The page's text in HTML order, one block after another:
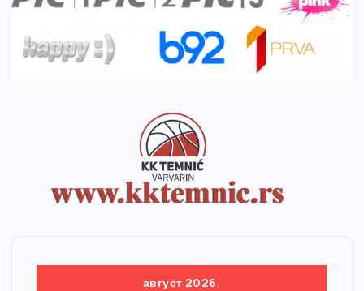
август 2026.